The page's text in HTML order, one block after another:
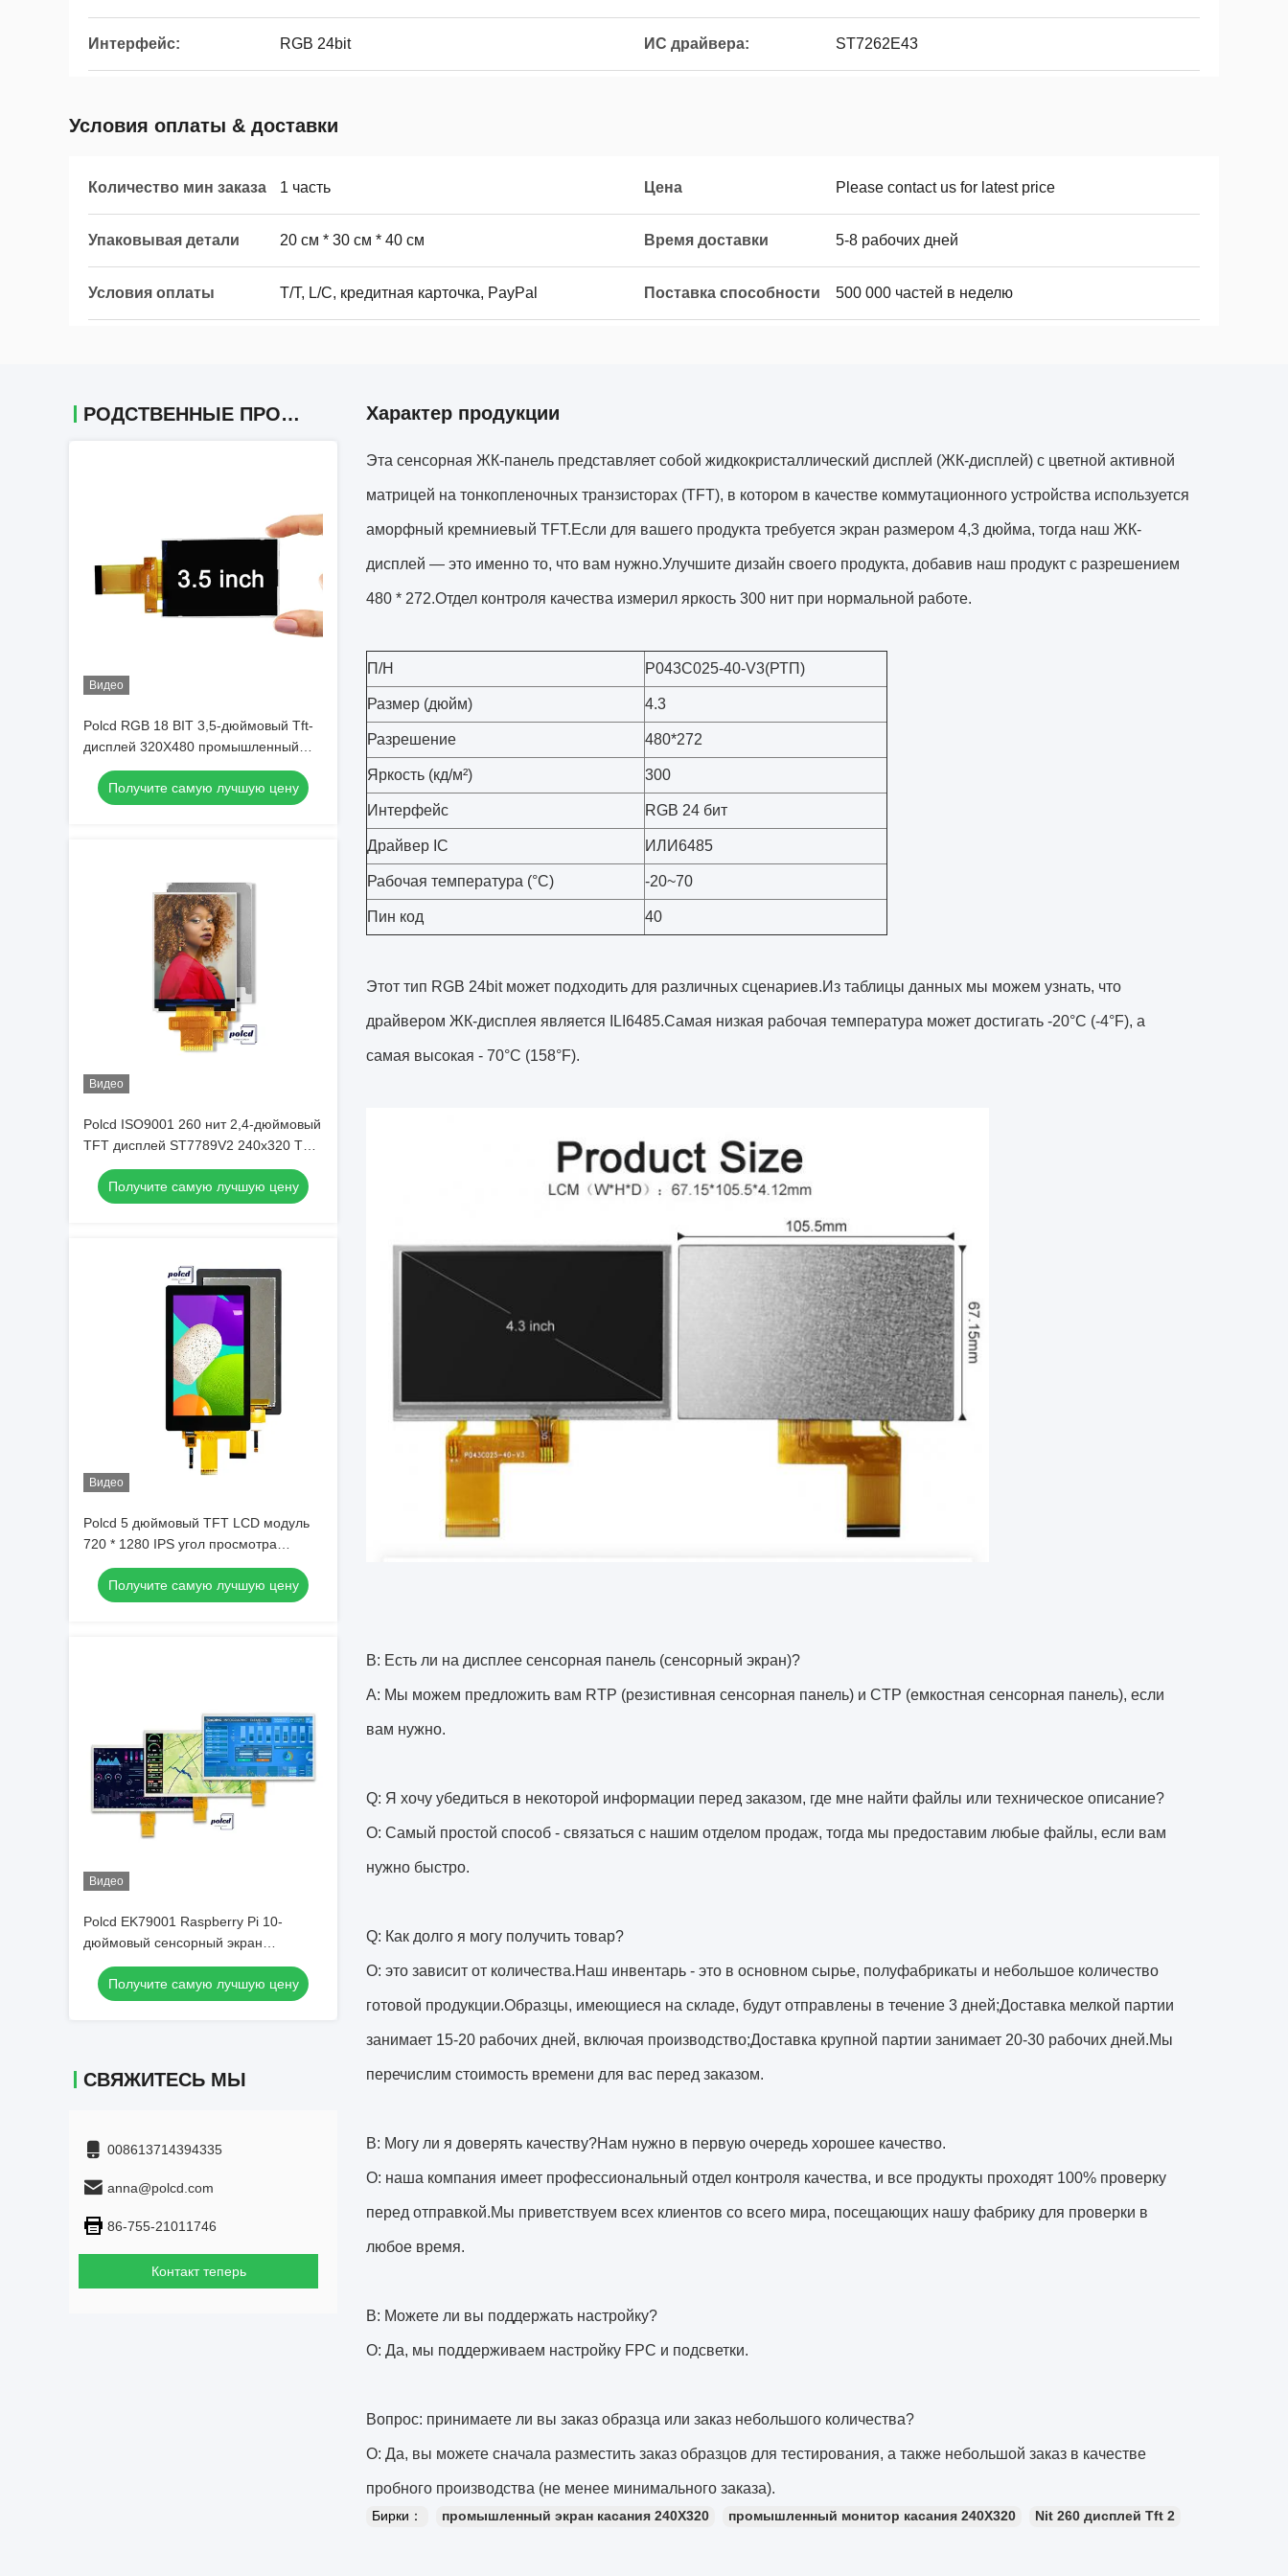
Интерфейс: RGB 24bit ИС драйвера: ST7262E43
Условия оплаты & доставки
Количество мин заказа 1 часть Цена Please contact us for latest price
Упаковывая детали 20 см * 30 см * 40 см Время доставки 5-8 рабочих дней
Условия оплаты T/T, L/C, кредитная карточка, PayPal Поставка способности 500 000 частей в неделю
РОДСТВЕННЫЕ ПРОДУКТЫ
Видео
Polcd RGB 18 BIT 3,5-дюймовый Tft-
дисплей 320X480 промышленный
сенсорный экран
Получите самую лучшую цену
Видео
Polcd ISO9001 260 нит 2,4-дюймовый
TFT дисплей ST7789V2 240x320 TFT
экран
Получите самую лучшую цену
Видео
Polcd 5 дюймовый TFT LCD модуль
720 * 1280 IPS угол просмотра
Капацитивная сенсорная панель LCD
дисплей
Получите самую лучшую цену
Видео
Polcd EK79001 Raspberry Pi 10-
дюймовый сенсорный экран
1024X600 Промышленный
сенсорный экран
Получите самую лучшую цену
СВЯЖИТЕСЬ МЫ
008613714394335
anna@polcd.com
86-755-21011746
Контакт теперь
Характер продукции
Эта сенсорная ЖК-панель представляет собой жидкокристаллический дисплей (ЖК-дисплей) с цветной активной
матрицей на тонкопленочных транзисторах (TFT), в котором в качестве коммутационного устройства используется
аморфный кремниевый TFT.Если для вашего продукта требуется экран размером 4,3 дюйма, тогда наш ЖК-
дисплей — это именно то, что вам нужно.Улучшите дизайн своего продукта, добавив наш продукт с разрешением
480 * 272.Отдел контроля качества измерил яркость 300 нит при нормальной работе.
П/Н P043C025-40-V3(РТП)
Размер (дюйм) 4.3
Разрешение 480*272
Яркость (кд/м²) 300
Интерфейс RGB 24 бит
Драйвер IC ИЛИ6485
Рабочая температура (°C) -20~70
Пин код 40
Этот тип RGB 24bit может подходить для различных сценариев.Из таблицы данных мы можем узнать, что
драйвером ЖК-дисплея является ILI6485.Самая низкая рабочая температура может достигать -20°C (-4°F), а
самая высокая - 70°C (158°F).
В: Есть ли на дисплее сенсорная панель (сенсорный экран)?
A: Мы можем предложить вам RTP (резистивная сенсорная панель) и CTP (емкостная сенсорная панель), если
вам нужно.
Q: Я хочу убедиться в некоторой информации перед заказом, где мне найти файлы или техническое описание?
О: Самый простой способ - связаться с нашим отделом продаж, тогда мы предоставим любые файлы, если вам
нужно быстро.
Q: Как долго я могу получить товар?
О: это зависит от количества.Наш инвентарь - это в основном сырье, полуфабрикаты и небольшое количество
готовой продукции.Образцы, имеющиеся на складе, будут отправлены в течение 3 дней;Доставка мелкой партии
занимает 15-20 рабочих дней, включая производство;Доставка крупной партии занимает 20-30 рабочих дней.Мы
перечислим стоимость времени для вас перед заказом.
В: Могу ли я доверять качеству?Нам нужно в первую очередь хорошее качество.
О: наша компания имеет профессиональный отдел контроля качества, и все продукты проходят 100% проверку
перед отправкой.Мы приветствуем всех клиентов со всего мира, посещающих нашу фабрику для проверки в
любое время.
В: Можете ли вы поддержать настройку?
О: Да, мы поддерживаем настройку FPC и подсветки.
Вопрос: принимаете ли вы заказ образца или заказ небольшого количества?
О: Да, вы можете сначала разместить заказ образцов для тестирования, а также небольшой заказ в качестве
пробного производства (не менее минимального заказа).
Бирки： промышленный экран касания 240X320 промышленный монитор касания 240X320 Nit 260 дисплей Tft 2